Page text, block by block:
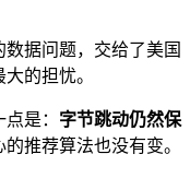
据问题，交给了美国
的担忧。
是： 字节跳动仍然保
的推荐算法也没有变。